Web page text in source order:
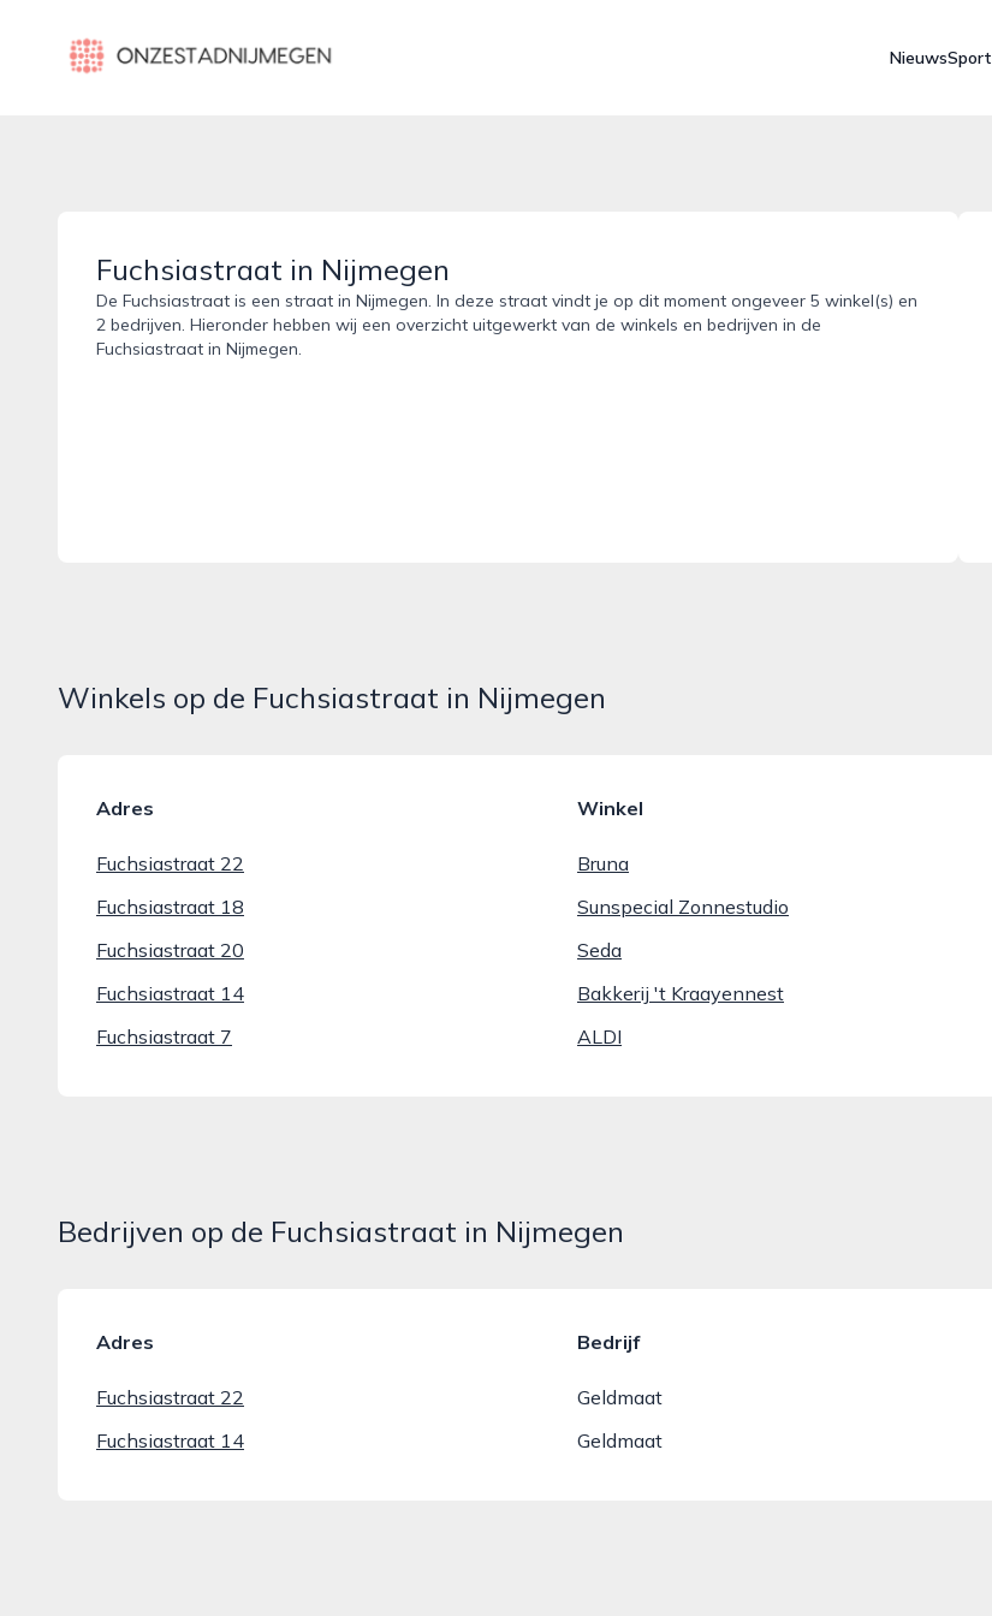
onzestadnijmegen.nl
NieuwsSport
Fuchsiastraat in Nijmegen
De Fuchsiastraat is een straat in Nijmegen. In deze straat vindt je op dit moment ongeveer 5 winkel(s) en
2 bedrijven. Hieronder hebben wij een overzicht uitgewerkt van de winkels en bedrijven in de
Fuchsiastraat in Nijmegen.
Winkels op de Fuchsiastraat in Nijmegen
Adres Winkel
Fuchsiastraat 22 Bruna
Fuchsiastraat 18 Sunspecial Zonnestudio
Fuchsiastraat 20 Seda
Fuchsiastraat 14 Bakkerij 't Kraayennest
Fuchsiastraat 7 ALDI
Bedrijven op de Fuchsiastraat in Nijmegen
Adres Bedrijf
Fuchsiastraat 22 Geldmaat
Fuchsiastraat 14 Geldmaat